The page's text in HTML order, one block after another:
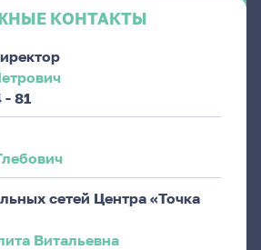
КОНТАКТЫ
- 81
сетей Центра «Точка
Витальевна